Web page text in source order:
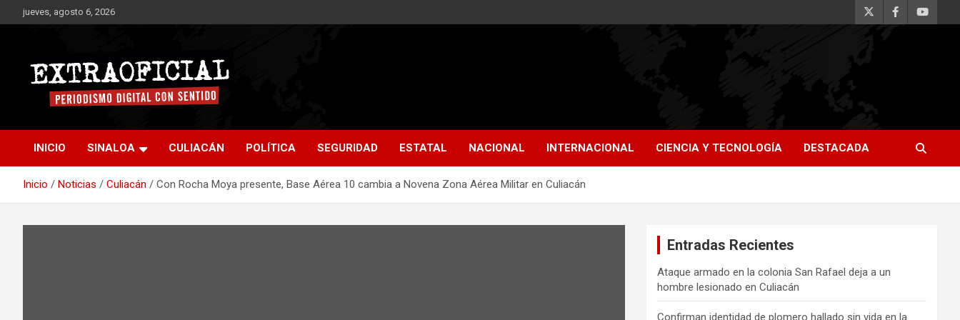
Saltar
al
jueves, agosto 6, 2026
Extraoficial
INICIO SINALOA CULIACÁN POLÍTICA SEGURIDAD ESTATAL NACIONAL INTERNACIONAL CIENCIA Y TECNOLOGÍA DESTACADA
Inicio Noticias Culiacán Con Rocha Moya presente, Base Aérea 10 cambia a Novena Zona Aérea Militar en Culiacán
Entradas Recientes
Ataque armado en la colonia San Rafael deja a un
hombre lesionado en Culiacán
Confirman identidad de plomero hallado sin vida en la